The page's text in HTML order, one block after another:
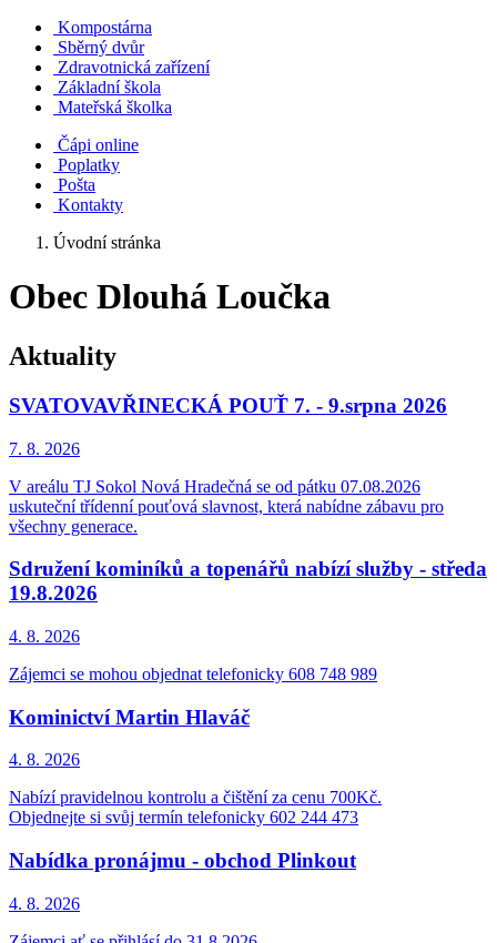
Kompostárna
Sběrný dvůr
Zdravotnická zařízení
Základní škola
Mateřská školka
Čápi online
Poplatky
Pošta
Kontakty
Úvodní stránka
Obec Dlouhá Loučka
Aktuality
SVATOVAVŘINECKÁ POUŤ 7. - 9.srpna 2026
7. 8. 2026
V areálu TJ Sokol Nová Hradečná se od pátku 07.08.2026
uskuteční třídenní pouťová slavnost, která nabídne zábavu pro
všechny generace.
Sdružení kominíků a topenářů nabízí služby - středa
19.8.2026
4. 8. 2026
Zájemci se mohou objednat telefonicky 608 748 989
Kominictví Martin Hlaváč
4. 8. 2026
Nabízí pravidelnou kontrolu a čištění za cenu 700Kč.
Objednejte si svůj termín telefonicky 602 244 473
Nabídka pronájmu - obchod Plinkout
4. 8. 2026